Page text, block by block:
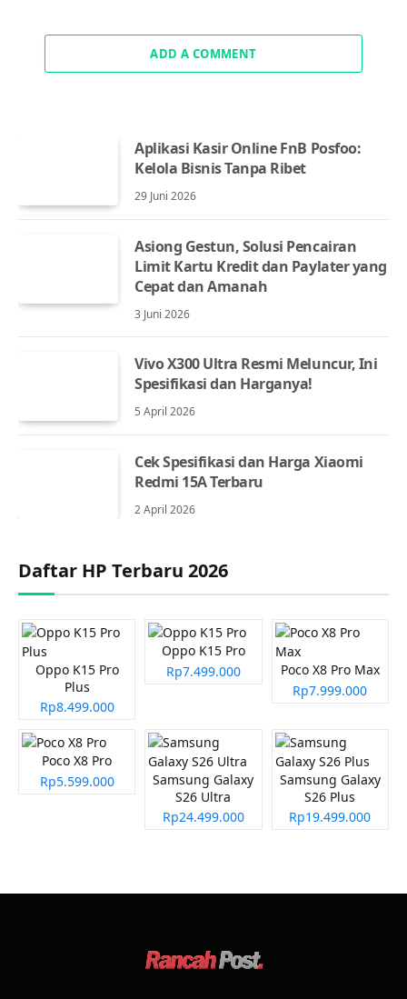
ADD A COMMENT
Aplikasi Kasir Online FnB Posfoo:
Kelola Bisnis Tanpa Ribet
29 Juni 2026
Asiong Gestun, Solusi Pencairan
Limit Kartu Kredit dan Paylater yang
Cepat dan Amanah
3 Juni 2026
Vivo X300 Ultra Resmi Meluncur, Ini
Spesifikasi dan Harganya!
5 April 2026
Cek Spesifikasi dan Harga Xiaomi
Redmi 15A Terbaru
2 April 2026
Daftar HP Terbaru 2026
Oppo K15 Pro
Plus
Rp8.499.000
Oppo K15 Pro
Rp7.499.000
Poco X8 Pro Max
Rp7.999.000
Poco X8 Pro
Rp5.599.000
Samsung Galaxy
S26 Ultra
Rp24.499.000
Samsung Galaxy
S26 Plus
Rp19.499.000